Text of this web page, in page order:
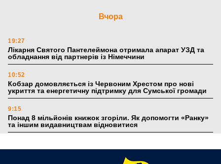
Вчора
19:27
Лікарня Святого Пантелеймона отримала апарат УЗД та
обладнання від партнерів із Німеччини
10:52
Кобзар домовляється із Червоним Хрестом про нові
укриття та енергетичну підтримку для Сумської громади
9:15
Понад 8 мільйонів книжок згоріли. Як допомогти «Ранку»
та іншим видавництвам відновитися